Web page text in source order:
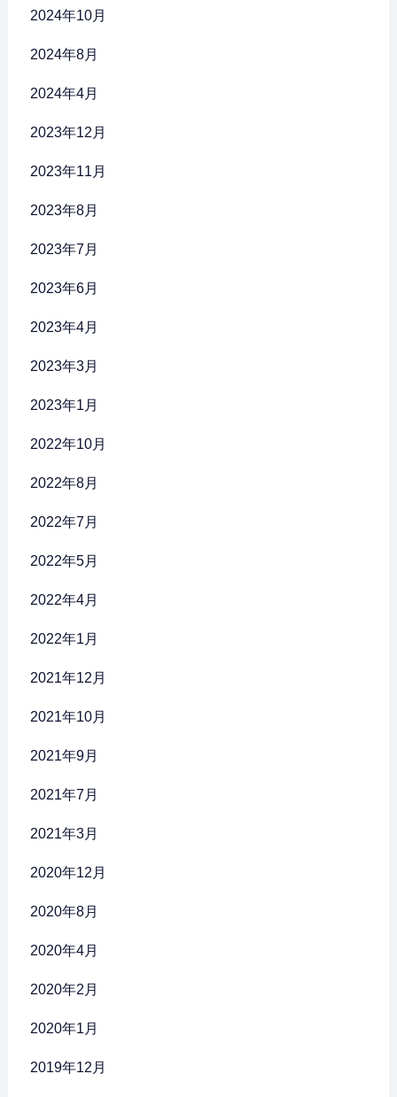
2024年10月
2024年8月
2024年4月
2023年12月
2023年11月
2023年8月
2023年7月
2023年6月
2023年4月
2023年3月
2023年1月
2022年10月
2022年8月
2022年7月
2022年5月
2022年4月
2022年1月
2021年12月
2021年10月
2021年9月
2021年7月
2021年3月
2020年12月
2020年8月
2020年4月
2020年2月
2020年1月
2019年12月